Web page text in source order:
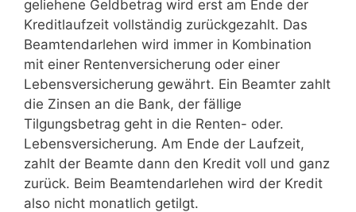
geliehene Geldbetrag wird erst am Ende der
Kreditlaufzeit vollständig zurückgezahlt. Das
Beamtendarlehen wird immer in Kombination
mit einer Rentenversicherung oder einer
Lebensversicherung gewährt. Ein Beamter zahlt
die Zinsen an die Bank, der fällige
Tilgungsbetrag geht in die Renten- oder.
Lebensversicherung. Am Ende der Laufzeit,
zahlt der Beamte dann den Kredit voll und ganz
zurück. Beim Beamtendarlehen wird der Kredit
also nicht monatlich getilgt.